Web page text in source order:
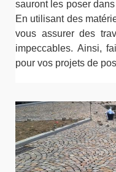
sauront les poser
En utilisant des
vous assurer des
impeccables. Ainsi,
pour vos projets de